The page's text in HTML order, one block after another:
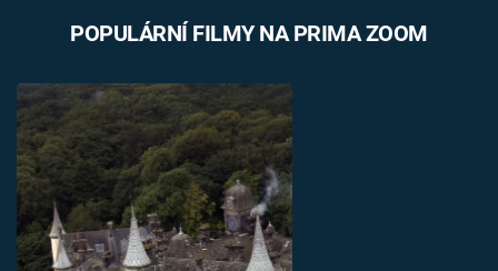
POPULÁRNÍ FILMY NA PRIMA ZOOM